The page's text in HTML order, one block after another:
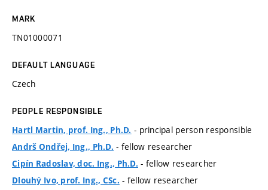
MARK
TN01000071
DEFAULT LANGUAGE
Czech
PEOPLE RESPONSIBLE
Hartl Martin, prof. Ing., Ph.D. - principal person responsible
Andrš Ondřej, Ing., Ph.D. - fellow researcher
Cipín Radoslav, doc. Ing., Ph.D. - fellow researcher
Dlouhý Ivo, prof. Ing., CSc. - fellow researcher